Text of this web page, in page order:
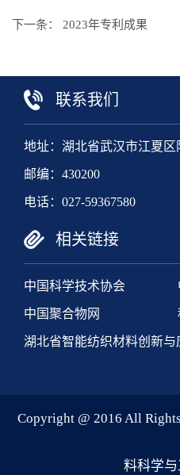
下一条： 2023年专利成果
联系我们
地址：湖北省武汉市江夏区
邮编：430200
电话：027-59367580
相关链接
中国科学技术协会
中国聚合物网
湖北省智能纺织材料创新
Copyright @ 2016 All
料科学